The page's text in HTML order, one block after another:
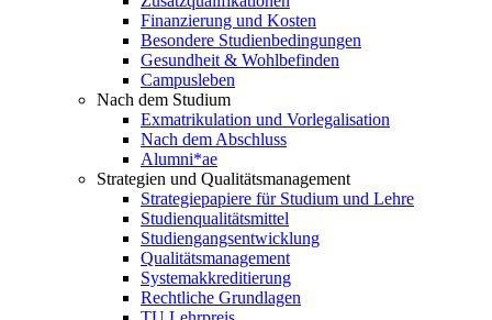
Finanzierung und Kosten
Besondere Studienbedingungen
Gesundheit & Wohlbefinden
Campusleben
Nach dem Studium
Exmatrikulation und Vorlegalisation
Nach dem Abschluss
Alumni*ae
Strategien und Qualitätsmanagement
Strategiepapiere für Studium und Lehre
Studienqualitätsmittel
Studiengangsentwicklung
Qualitätsmanagement
Systemakkreditierung
Rechtliche Grundlagen